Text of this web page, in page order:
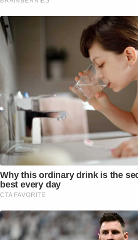
Why this ordinary drink is the
best every day
CTA FAVORITE